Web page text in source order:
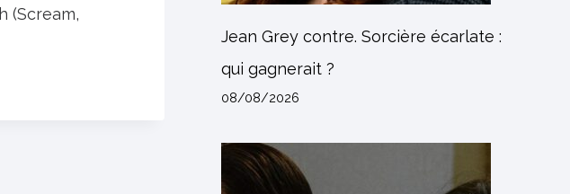
(Scream,
Jean Grey contre. Sorcière écarlate :
qui gagnerait ?
08/08/2026